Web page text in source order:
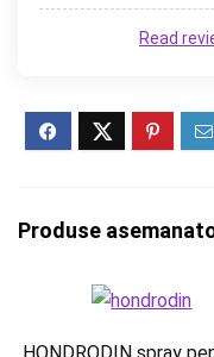
Read
Produse